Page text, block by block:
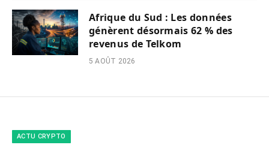
Afrique du Sud : Les données
génèrent désormais 62 % des
revenus de Telkom
5 AOÛT 2026
ACTU CRYPTO